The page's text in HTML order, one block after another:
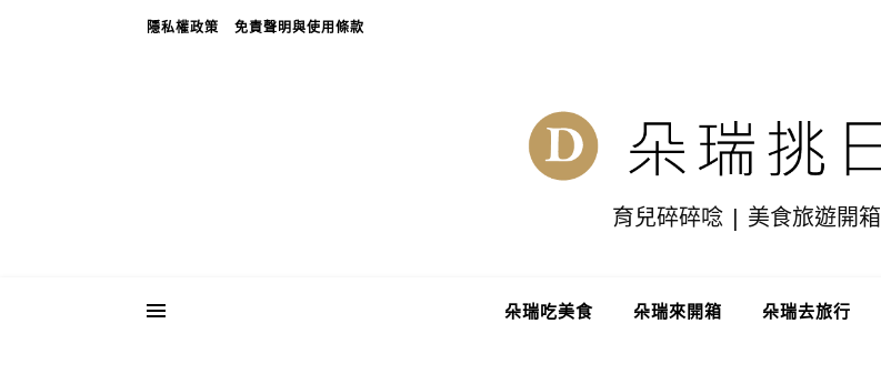
隱私權政策 免責聲明與使用條款
育兒碎碎唸 | 美食旅遊開箱
朵瑞吃美食 朵瑞來開箱 朵瑞去旅行